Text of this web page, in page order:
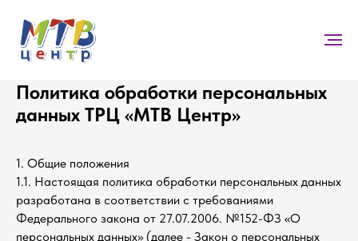
Политика обработки персональных
данных ТРЦ «МТВ Центр»
1. Общие положения
1.1. Настоящая политика обработки персональных данных
разработана в соответствии с требованиями
Федерального закона от 27.07.2006. №152-ФЗ «О
персональных данных» (далее - Закон о персональных